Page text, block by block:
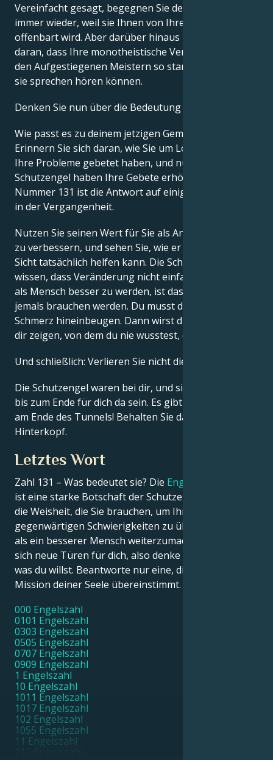
Vereinfacht gesagt, begegnen Sie der Engelszahl 131
immer wieder, weil sie Ihnen von Ihren
offenbart wird. Aber darüber hinaus liegt es auch
daran, dass Ihre monotheistische Verbindung mit
den Aufgestiegenen Meistern so stark ist, dass Sie
sie sprechen hören können.
Denken Sie nun über die Bedeutung nach.
Wie passt es zu deinem jetzigen Gemütszustand?
Erinnern Sie sich daran, wie Sie um Lösungen für
Ihre Probleme gebetet haben, und nun – die
Schutzengel haben Ihre Gebete erhört. Engel
Nummer 131 ist die Antwort auf einige deiner Gebete
in der Vergangenheit.
Nutzen Sie seinen Wert für Sie als Anstoß, Ihr Leben
zu verbessern, und sehen Sie, wie er Ihnen auf lange
Sicht tatsächlich helfen kann. Die Schutzengel
wissen, dass Veränderung nicht einfach ist. Aber um
als Mensch besser zu werden, ist das alles, was Sie
jemals brauchen werden. Du musst dich in den
Schmerz hineinbeugen. Dann wirst du einen Teil von
dir zeigen, von dem du nie wusstest, dass er da ist.
Und schließlich: Verlieren Sie nicht die Hoffnung.
Die Schutzengel waren bei dir, und sie werden auch
bis zum Ende für dich da sein. Es gibt immer ein Licht
am Ende des Tunnels! Behalten Sie das im
Hinterkopf.
Letztes Wort
Zahl 131 – Was bedeutet sie? Die Engelnummer 131
ist eine starke Botschaft der Schutzengel. Sie enthält
die Weisheit, die Sie brauchen, um Ihre
gegenwärtigen Schwierigkeiten zu überwinden und
als ein besserer Mensch weiterzumachen. Es öffnen
sich neue Türen für dich, also denke darüber nach,
was du willst. Beantworte nur eine, die mit der
Mission deiner Seele übereinstimmt.
000 Engelszahl
0101 Engelszahl
0303 Engelszahl
0505 Engelszahl
0707 Engelszahl
0909 Engelszahl
1 Engelszahl
10 Engelszahl
1011 Engelszahl
1017 Engelszahl
102 Engelszahl
1055 Engelszahl
11 Engelszahl